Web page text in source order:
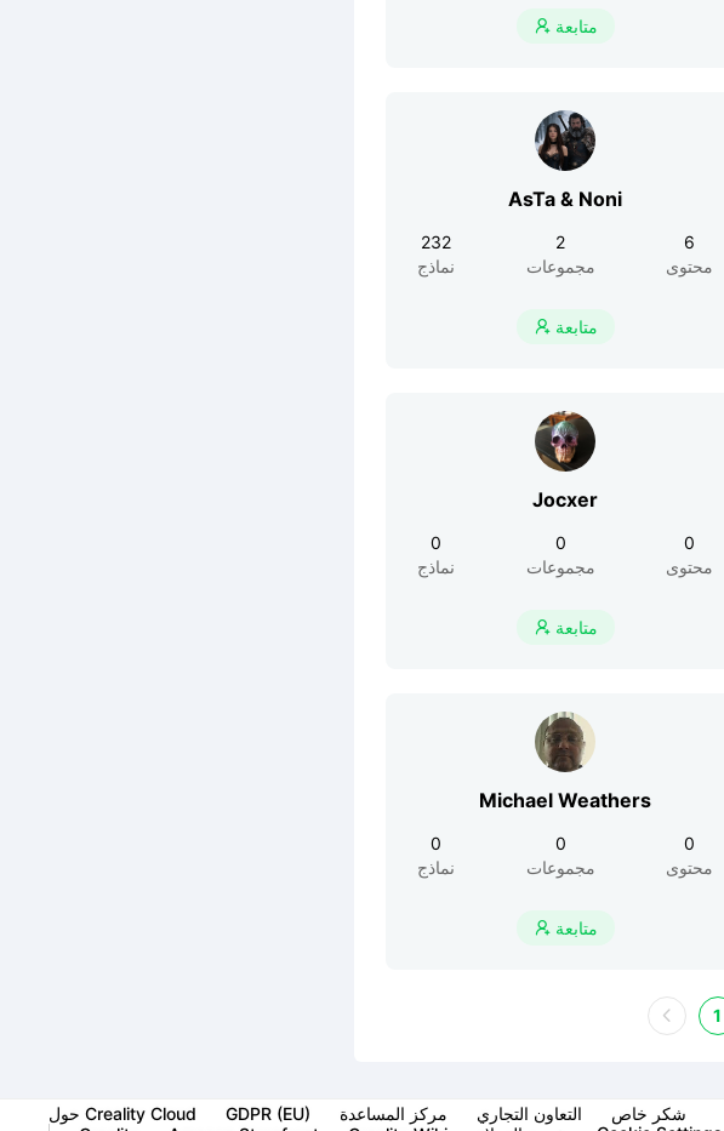
 متابعة
AsTa & Noni
232
نماذج
2
مجموعات
6
محتوى
 متابعة
Jocxer
0
نماذج
0
مجموعات
0
محتوى
 متابعة
Michael Weathers
0
نماذج
0
مجموعات
0
محتوى
 متابعة
1
حول Creality Cloud GDPR (EU) مركز المساعدة التعاون التجاري
شكر خاص